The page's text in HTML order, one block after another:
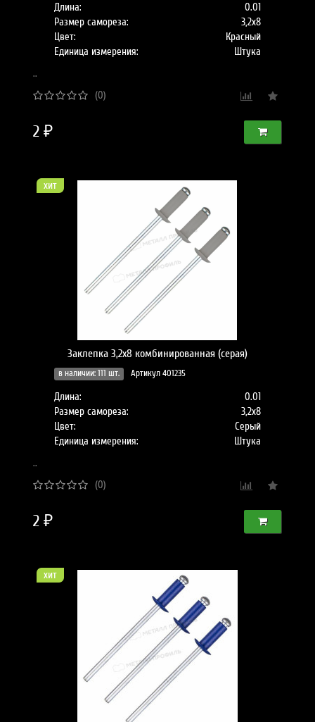
Длина:
0.01
Размер самореза:
3,2х8
Цвет:
Красный
Единица измерения:
Штука
..
(0)
2 ₽
хит
Заклепка 3,2х8 комбинированная (серая)
в наличии: 111 шт. Артикул 401235
Длина:
0.01
Размер самореза:
3,2х8
Цвет:
Серый
Единица измерения:
Штука
..
(0)
2 ₽
хит